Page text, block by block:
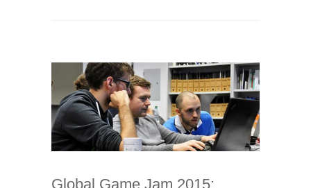
Global Game Jam 2015: